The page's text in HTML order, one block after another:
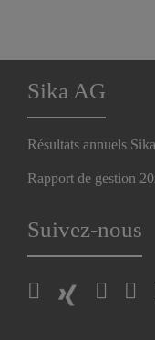
Sika AG
Résultats annuels
Rapport de gestion
Suivez-nous